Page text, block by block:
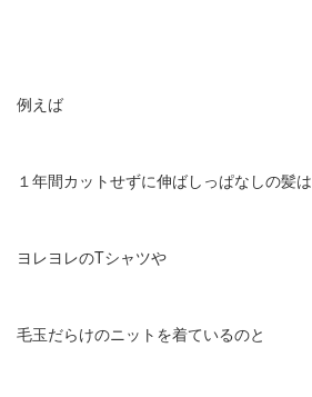
例えば
１年間カットせずに伸ばしっぱなしの髪は
ヨレヨレのTシャツや
毛玉だらけのニットを着ているのと